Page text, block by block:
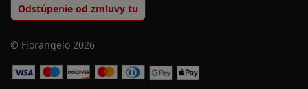
Odstúpenie od zmluvy tu
© Fiorangelo 2026